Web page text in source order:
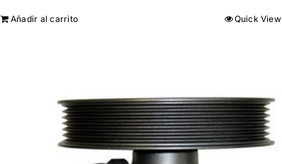
Añadir al carrito Quick View